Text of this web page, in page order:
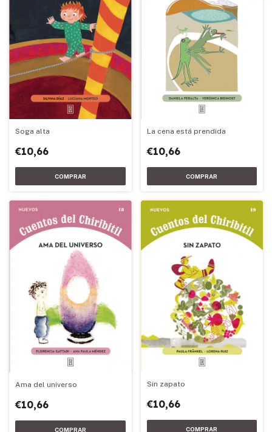
Soga alta
€10,66
La cena está prendida
€10,66
Ama del universo
€10,66
Sin zapato
€10,66